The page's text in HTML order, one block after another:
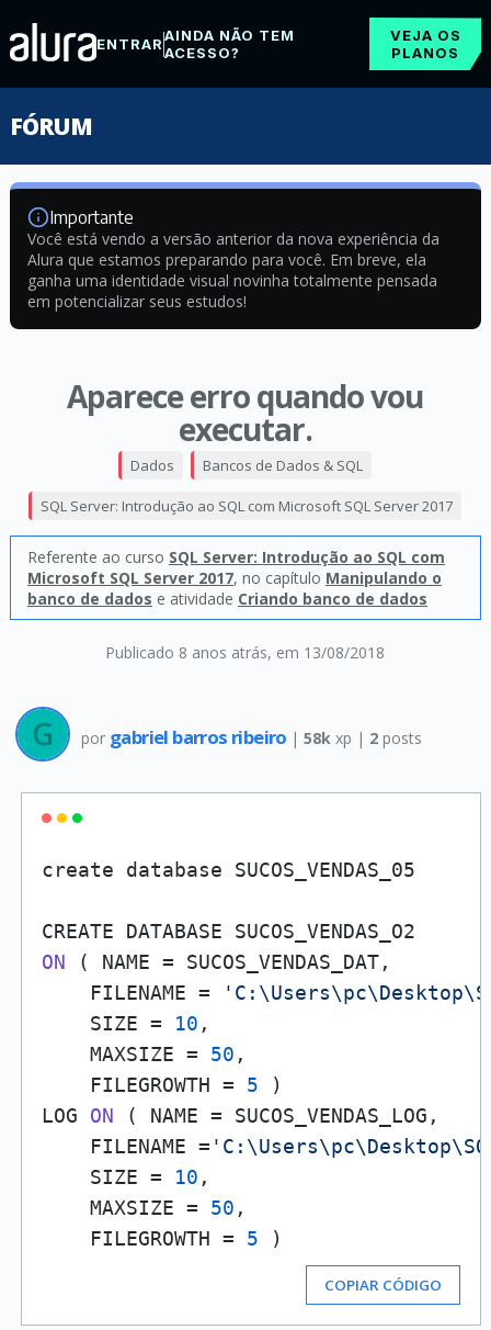
ENTRARAINDA NÃO TEM
ACESSO?
VEJA OS
PLANOS
FÓRUM
Importante
Você está vendo a versão anterior da nova experiência da
Alura que estamos preparando para você. Em breve, ela
ganha uma identidade visual novinha totalmente pensada
em potencializar seus estudos!
Aparece erro quando vou
executar.
Publicado 8 anos atrás, em 13/08/2018
Dados Bancos de Dados & SQL
SQL Server: Introdução ao SQL com Microsoft SQL Server 2017
Referente ao curso SQL Server: Introdução ao SQL com
Microsoft SQL Server 2017, no capítulo Manipulando o
banco de dados e atividade Criando banco de dados
por gabriel barros ribeiro |58k xp | 2 posts
create database SUCOS_VENDAS_05
ON
( NAME = SUCOS_VENDAS_DAT,
    FILENAME =
    SIZE =
10 ,
    MAXSIZE =
50 ,
    FILEGROWTH =
5 )
LOG ON
( NAME = SUCOS_VENDAS_LOG,
    FILENAME =
'C:\Users\pc\Desktop\SQL
    SIZE =
10 ,
    MAXSIZE =
50 ,
    FILEGROWTH =
5 )
COPIAR CÓDIGO